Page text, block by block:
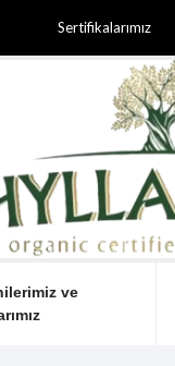
Sertifikalarımız
ve